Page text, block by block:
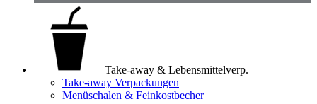
Take-away & Lebensmittelverp.
Take-away Verpackungen
Menüschalen & Feinkostbecher